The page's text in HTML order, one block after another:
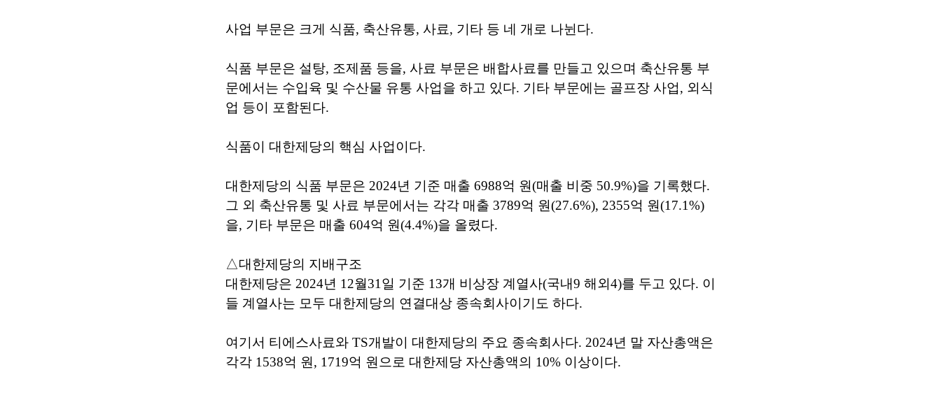
사업 부문은 크게 식품, 축산유통, 사료, 기타 등 네 개로 나뉜다.
식품 부문은 설탕, 조제품 등을, 사료 부문은 배합사료를 만들고 있으며 축산유통 부
문에서는 수입육 및 수산물 유통 사업을 하고 있다. 기타 부문에는 골프장 사업, 외식
업 등이 포함된다.
식품이 대한제당의 핵심 사업이다.
대한제당의 식품 부문은 2024년 기준 매출 6988억 원(매출 비중 50.9%)을 기록했다.
그 외 축산유통 및 사료 부문에서는 각각 매출 3789억 원(27.6%), 2355억 원(17.1%)
을, 기타 부문은 매출 604억 원(4.4%)을 올렸다.
△대한제당의 지배구조
대한제당은 2024년 12월31일 기준 13개 비상장 계열사(국내9 해외4)를 두고 있다. 이
들 계열사는 모두 대한제당의 연결대상 종속회사이기도 하다.
여기서 티에스사료와 TS개발이 대한제당의 주요 종속회사다. 2024년 말 자산총액은
각각 1538억 원, 1719억 원으로 대한제당 자산총액의 10% 이상이다.